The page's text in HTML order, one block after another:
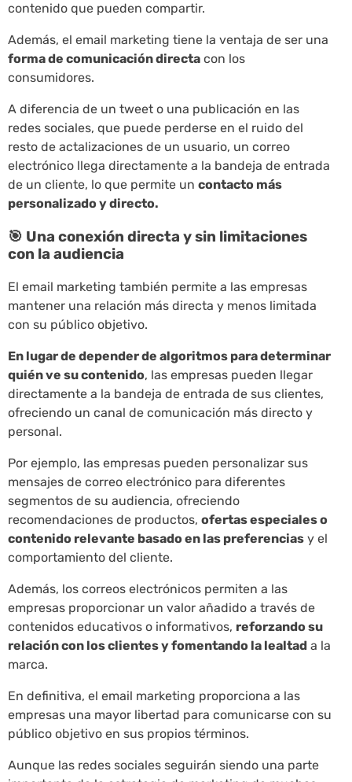
contenido que pueden compartir.
Además, el email marketing tiene la ventaja de ser una
forma de comunicación directa con los
consumidores.
A diferencia de un tweet o una publicación en las
redes sociales, que puede perderse en el ruido del
resto de actalizaciones de un usuario, un correo
electrónico llega directamente a la bandeja de entrada
de un cliente, lo que permite un contacto más
personalizado y directo.
🎯 Una conexión directa y sin limitaciones
con la audiencia
El email marketing también permite a las empresas
mantener una relación más directa y menos limitada
con su público objetivo.
En lugar de depender de algoritmos para determinar
quién ve su contenido, las empresas pueden llegar
directamente a la bandeja de entrada de sus clientes,
ofreciendo un canal de comunicación más directo y
personal.
Por ejemplo, las empresas pueden personalizar sus
mensajes de correo electrónico para diferentes
segmentos de su audiencia, ofreciendo
recomendaciones de productos, ofertas especiales o
contenido relevante basado en las preferencias y el
comportamiento del cliente.
Además, los correos electrónicos permiten a las
empresas proporcionar un valor añadido a través de
contenidos educativos o informativos, reforzando su
relación con los clientes y fomentando la lealtad a la
marca.
En definitiva, el email marketing proporciona a las
empresas una mayor libertad para comunicarse con su
público objetivo en sus propios términos.
Aunque las redes sociales seguirán siendo una parte